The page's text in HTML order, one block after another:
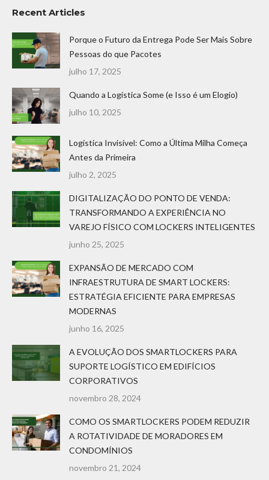
Recent Articles
Porque o Futuro da Entrega Pode Ser Mais Sobre
Pessoas do que Pacotes
julho 17, 2025
Quando a Logística Some (e Isso é um Elogio)
julho 10, 2025
Logística Invisível: Como a Última Milha Começa
Antes da Primeira
julho 2, 2025
DIGITALIZAÇÃO DO PONTO DE VENDA:
TRANSFORMANDO A EXPERIÊNCIA NO
VAREJO FÍSICO COM LOCKERS INTELIGENTES
junho 25, 2025
EXPANSÃO DE MERCADO COM
INFRAESTRUTURA DE SMART LOCKERS:
ESTRATÉGIA EFICIENTE PARA EMPRESAS
MODERNAS
junho 16, 2025
A EVOLUÇÃO DOS SMARTLOCKERS PARA
SUPORTE LOGÍSTICO EM EDIFÍCIOS
CORPORATIVOS
novembro 28, 2024
COMO OS SMARTLOCKERS PODEM REDUZIR
A ROTATIVIDADE DE MORADORES EM
CONDOMÍNIOS
novembro 21, 2024